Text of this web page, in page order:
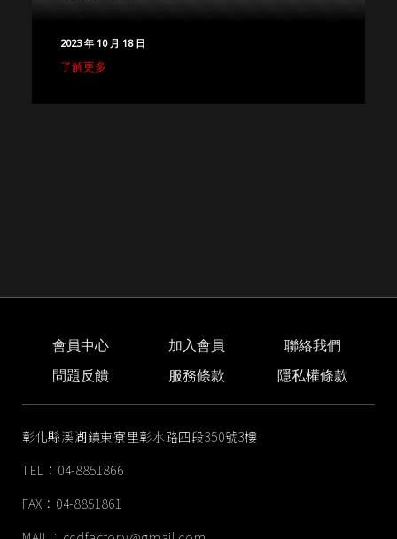
2023 年 10 月 18 日
了解更多
會員中心 加入會員
聯絡我們
問題反饋
服務條款 隱私權條款
彰化縣溪湖鎮東寮里彰水路四段350號3樓
TEL：04-8851866
FAX：04-8851861